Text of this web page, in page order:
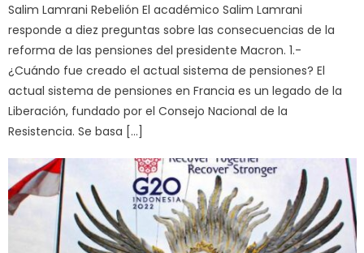
Salim Lamrani Rebelión El académico Salim Lamrani
responde a diez preguntas sobre las consecuencias de la
reforma de las pensiones del presidente Macron. 1.-
¿Cuándo fue creado el actual sistema de pensiones? El
actual sistema de pensiones en Francia es un legado de la
Liberación, fundado por el Consejo Nacional de la
Resistencia. Se basa […]